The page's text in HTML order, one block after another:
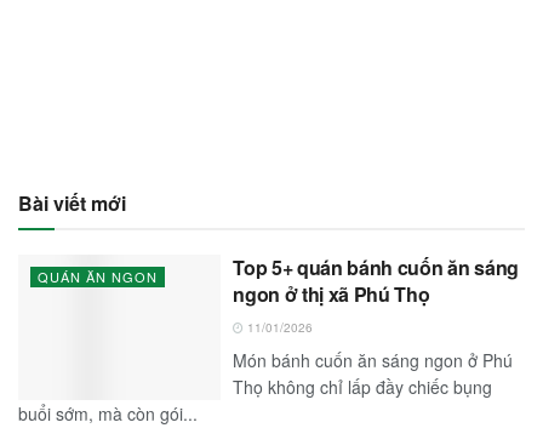
Bài viết mới
QUÁN ĂN NGON
Top 5+ quán bánh cuốn ăn sáng
ngon ở thị xã Phú Thọ
11/01/2026
Món bánh cuốn ăn sáng ngon ở Phú
Thọ không chỉ lấp đầy chiếc bụng
buổi sớm, mà còn gói...